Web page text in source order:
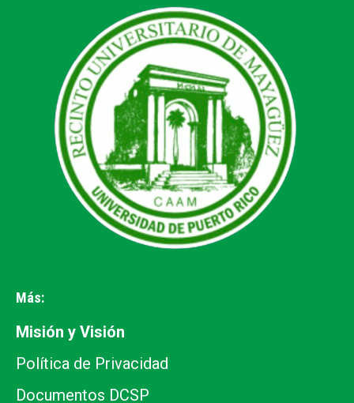
window
new
window
new
window
opens
in
new
window
opens
in
new
window
Más:
Misión y Visión
Política de Privacidad
Documentos DCSP